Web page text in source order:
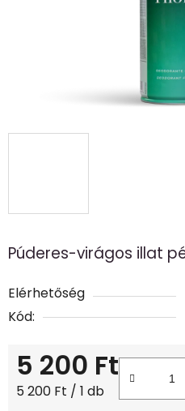
Púderes-virágos illat
Elérhetőség
Kód:
5 200 Ft
Egységár:
5 200 Ft / 1 db